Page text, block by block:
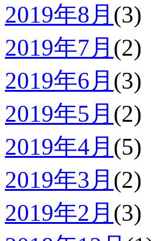
2019年8月 (3)
2019年7月 (2)
2019年6月 (3)
2019年5月 (2)
2019年4月 (5)
2019年3月 (2)
2019年2月 (3)